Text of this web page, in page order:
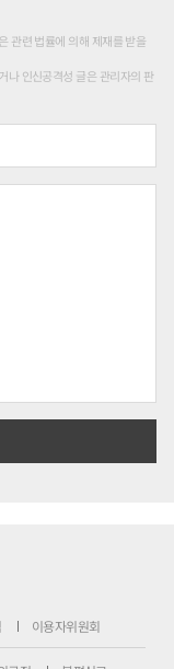
관련 법률에 의해 제재를 받을
나 인신공격성 글은 관리자의 판
이용자위원회